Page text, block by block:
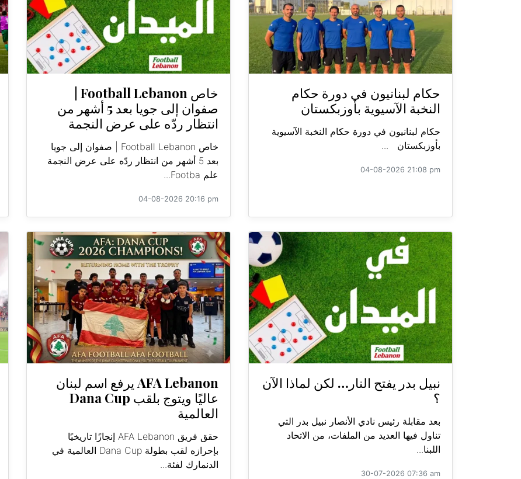
حكام لبنانيون في دورة حكام
النخبة الآسيوية بأوزبكستان
حكام لبنانيون في دورة حكام النخبة الآسيوية
بأوزبكستان ...
04-08-2026 21:08 pm
صفوان إلى جويا بعد 5 أشهر من
انتظار ردّه على عرض النجمة
خاص Football Lebanon | صفوان إلى جويا
بعد 5 أشهر من انتظار ردّه على عرض النجمة
علم Footba...
04-08-2026 20:16 pm
نبيل بدر يفتح النار… لكن لماذا الآن
؟
بعد مقابلة رئيس نادي الأنصار نبيل بدر التي
تناول فيها العديد من الملفات، من الاتحاد
اللبنا...
30-07-2026 07:36 am
AFA Lebanon يرفع اسم لبنان
عاليًا ويتوج بلقب Dana Cup
العالمية
حقق فريق AFA Lebanon إنجازًا تاريخيًا
بإحرازه لقب بطولة Dana Cup العالمية في
الدنمارك لفئة...